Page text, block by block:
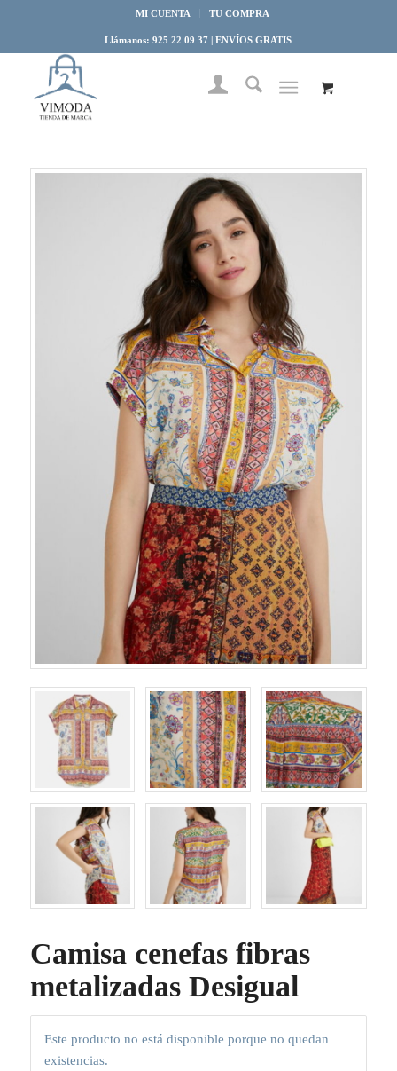
MI CUENTA TU COMPRA
Llámanos: 925 22 09 37 | ENVÍOS GRATIS
Camisa cenefas fibras
metalizadas Desigual
Este producto no está disponible porque no quedan
existencias.